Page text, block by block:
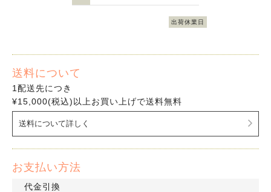
出荷休業日
送料について
1配送先につき
¥15,000(税込)以上お買い上げで送料無料
送料について詳しく
お支払い方法
代金引換